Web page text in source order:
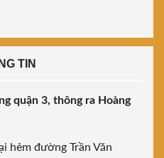
TIN
quận 3, thông ra Hoàng
hẻm đường Trần Văn